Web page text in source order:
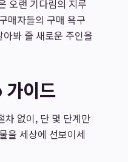
오랜 기다림의 지루
매자들의 구매 욕구
봐 줄 새로운 주인을
이드
차 없이, 단 몇 단계만
을 세상에 선보이세